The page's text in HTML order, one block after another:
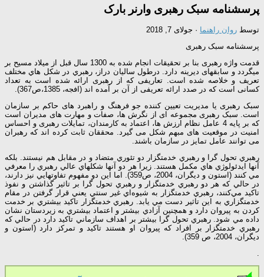
پرسشنامه سبک رهبری وارنر بارک
توسط روان راهنما · جولای 7, 2018
پرسشنامه سبک رهبری
قدمت واژه رهبری بنا بر تحقیقات انجام شده به 1300 سال قبل از میلاد مسیح بر
می‏گردد و سابقه­ای دیرینه دارد. درطول ساليان دراز، رهبري در شكل هاي مختلف
تعريف و خلاصه شده است. تعاریفی که از رهبری ارائه شده است به تعداد
کسانی است که در صدد ارائه تعریفی از آن بر آمده اند (افجه، 1385،ص367).
سبک رهبری یا مدیریت تعیین کننده جو فرهنگ و راهبرد های حاکم بر سازمان
است. سبک رهبری مجموعه ای از نگرش ها، صفات و مهارت های مدیران است
که بر پایه 4 عامل نظام ارزش ها، اعتماد به کارمندان، تمایلات رهبری و احساس
امنیت در موقعیت های مبهم شکل می گیرد. محققان ثابت کرده اند که رهبران
می توانند عامل تمایز در سازمان باشند.
رهبري تحول گرا و رهبري خدمتگزار دو تئوري متضاد و در مقابل هم نيستند. بلکه
آنها ايدئولوژي هاي مکمل هستند. زيرا هر دو آنها شکلهاي عالي رهبري را معرفي
مي کنند (استون و ديگران، 2004، ص359). اما اين دو مفهوم تفاوتهايي نيز دارند،
در حالي که هر دو رهبري خدمتگزار و رهبري تحول گرا بر تاثير گذاشتن و نفوذ
تاکيد مي‌کنند، رهبري خدمتگزار به شيوه‌‌اي غير سنتي يعني قرار گرفتن در مقام
خدمتگزاري به اين تاثير دست مي يابد. رهبري خدمتگزار تاکيد بيشتري بر خدمت
کردن به پيروان دارد و همچنين آزادي بيشتر و اعتماد بيشتري به زيردستان نشان
داده مي شود. رهبري تحول گرا بيشتر بر اهداف سازماني تاکيد دارد در حالي که
رهبري خدمتگزار بر افراد که پيروان او هستند تاکيد و تمرکز دارد (استون و
ديگران، 2004، ص 359).